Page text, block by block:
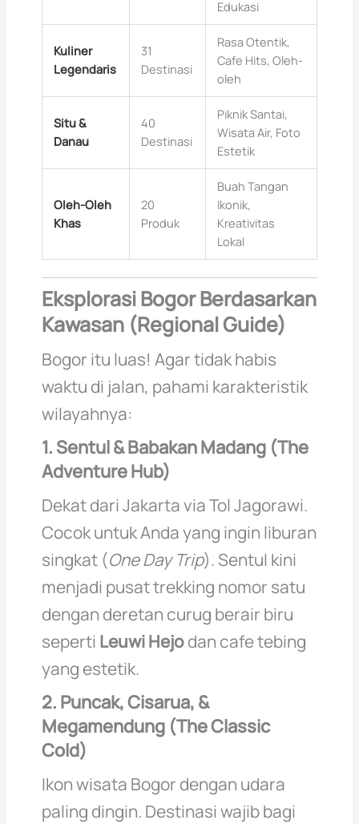
Edukasi
Kuliner
Legendaris
31
Destinasi
Rasa Otentik,
Cafe Hits, Oleh-
oleh
Situ &
Danau
40
Destinasi
Piknik Santai,
Wisata Air, Foto
Estetik
Oleh-Oleh
Khas
20
Produk
Buah Tangan
Ikonik,
Kreativitas
Lokal
Eksplorasi Bogor Berdasarkan
Kawasan (Regional Guide)
Bogor itu luas! Agar tidak habis
waktu di jalan, pahami karakteristik
wilayahnya:
1. Sentul & Babakan Madang (The
Adventure Hub)
Dekat dari Jakarta via Tol Jagorawi.
Cocok untuk Anda yang ingin liburan
singkat (One Day Trip). Sentul kini
menjadi pusat trekking nomor satu
dengan deretan curug berair biru
seperti Leuwi Hejodan cafe tebing
yang estetik.
2. Puncak, Cisarua, &
Megamendung (The Classic
Cold)
Ikon wisata Bogor dengan udara
paling dingin. Destinasi wajib bagi